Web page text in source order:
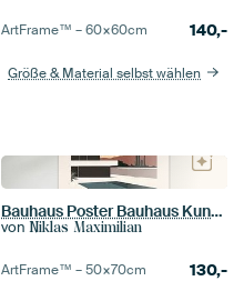
ArtFrame™ –60×60cm 140,-
Größe & Material selbst wählen
Bauhaus Poster Bauhaus Kunstdruck
von Niklas Maximilian
ArtFrame™ –50×70cm 130,-